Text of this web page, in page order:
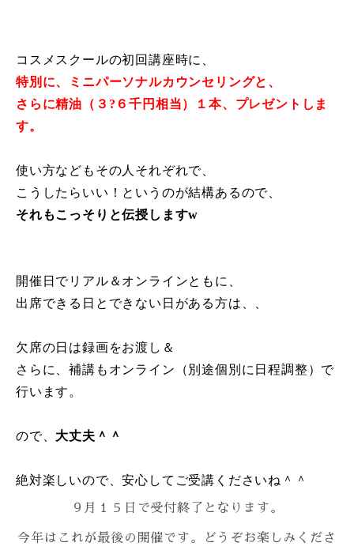
コスメスクールの初回講座時に、
特別に、ミニパーソナルカウンセリングと、
さらに精油（３?６千円相当）１本、プレゼントしま
す。
使い方などもその人それぞれで、
こうしたらいい！というのが結構あるので、
それもこっそりと伝授しますw
開催日でリアル＆オンラインともに、
出席できる日とできない日がある方は、、
欠席の日は録画をお渡し＆
さらに、補講もオンライン（別途個別に日程調整）で
行います。
ので、 大丈夫＾＾
絶対楽しいので、安心してご受講くださいね＾＾
９月１５日で受付終了となります。
今年はこれが最後の開催です。どうぞお楽しみくださ